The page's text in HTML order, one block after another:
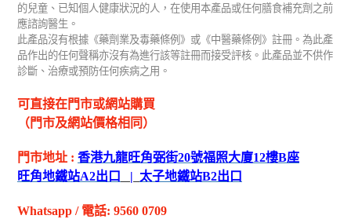
的兒童、已知個人健康狀況的人，在使用本產品或任何膳食補充劑之前
應諮詢醫生。
此產品沒有根據《藥劑業及毒藥條例》或《中醫藥條例》註冊。為此產
品作出的任何聲稱亦沒有為進行該等註冊而接受評核。此產品並不供作
診斷、治療或預防任何疾病之用。
可直接在門市或網站購買
（門市及網站價格相同）
門市地址 : 香港九龍旺角弼街20號福照大廈12樓B座
旺角地鐵站A2出 口 | 太子地鐵站B2出 口
Whatsapp / 電話: 9560 0709